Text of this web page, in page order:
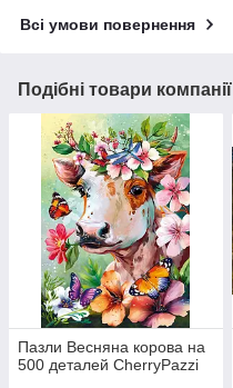
Всі умови повернення
Подібні товари компанії
Пазли Весняна корова на
500 деталей CherryPazzi